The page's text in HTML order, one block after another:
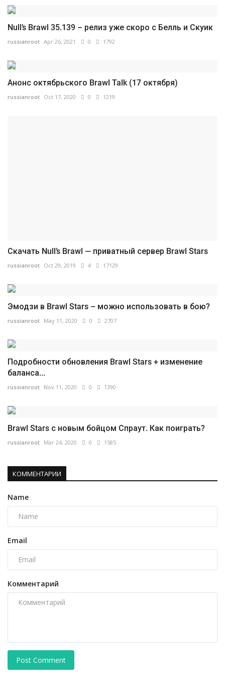
Null’s Brawl 35.139 – релиз уже скоро с Белль и Скуик
russianroot Apr 26, 2021 0 1792
Анонс октябрьского Brawl Talk (17 октября)
russianroot Oct 17, 2020 0 1219
Скачать Null’s Brawl — приватный сервер Brawl Stars
russianroot Oct 29, 2019 4 17129
Эмодзи в Brawl Stars – можно использовать в бою?
russianroot May 11, 2020 0 2707
Подробности обновления Brawl Stars + изменение
баланса...
russianroot Nov 11, 2020 0 1390
Brawl Stars с новым бойцом Спраут. Как поиграть?
russianroot Mar 24, 2020 0 1585
КОММЕНТАРИИ
Name
Email
Комментарий
Post Comment